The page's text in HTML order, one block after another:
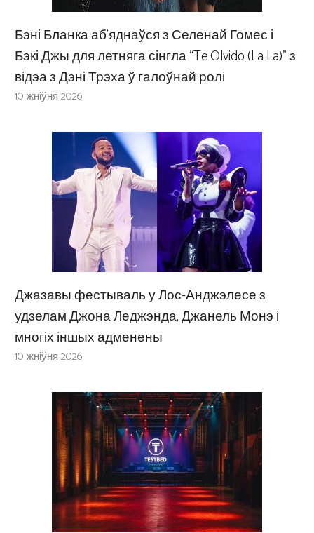
Бэні Бланка аб’яднаўся з Селенай Гомес і
Бэкі Джы для летняга сінгла “Te Olvido (La La)” з
відэа з Дэні Трэха ў галоўнай ролі
10 жніўня 2026
Джазавы фестываль у Лос-Анджэлесе з
удзелам Джона Леджэнда, Джанель Монэ і
многіх іншых адменены
10 жніўня 2026